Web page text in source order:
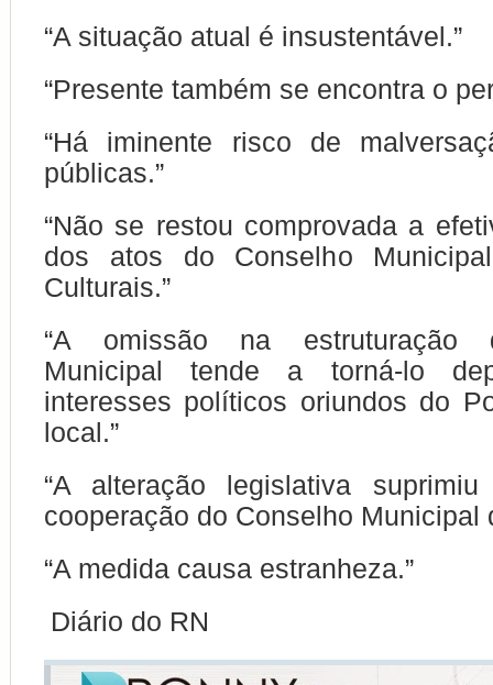
“A situação atual é insustentável.”
“Presente também se encontra o
“Há iminente risco de
públicas.”
“Não se restou comprovada a
dos atos do Conselho
Culturais.”
“A omissão na estruturação
Municipal tende a torná-lo
interesses políticos oriundos do
local.”
“A alteração legislativa
cooperação do Conselho Municipal
“A medida causa estranheza.”
Diário do RN